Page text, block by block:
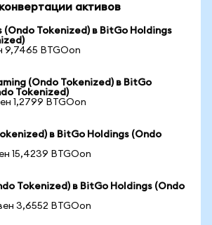
активов
(Ondo Tokenized) в BitGo Holdings
9,7465 BTGOon
(Ondo Tokenized) в BitGo
Tokenized)
1,2799 BTGOon
в BitGo Holdings (Ondo
15,4239 BTGOon
Tokenized) в BitGo Holdings (Ondo
3,6552 BTGOon